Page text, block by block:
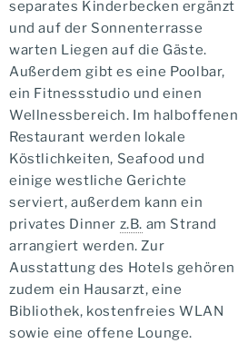
separates Kinderbecken ergänzt
und auf der Sonnenterrasse
warten Liegen auf die Gäste.
Außerdem gibt es eine Poolbar,
ein Fitnessstudio und einen
Wellnessbereich. Im halboffenen
Restaurant werden lokale
Köstlichkeiten, Seafood und
einige westliche Gerichte
serviert, außerdem kann ein
privates Dinner z.B. am Strand
arrangiert werden. Zur
Ausstattung des Hotels gehören
zudem ein Hausarzt, eine
Bibliothek, kostenfreies WLAN
sowie eine offene Lounge.